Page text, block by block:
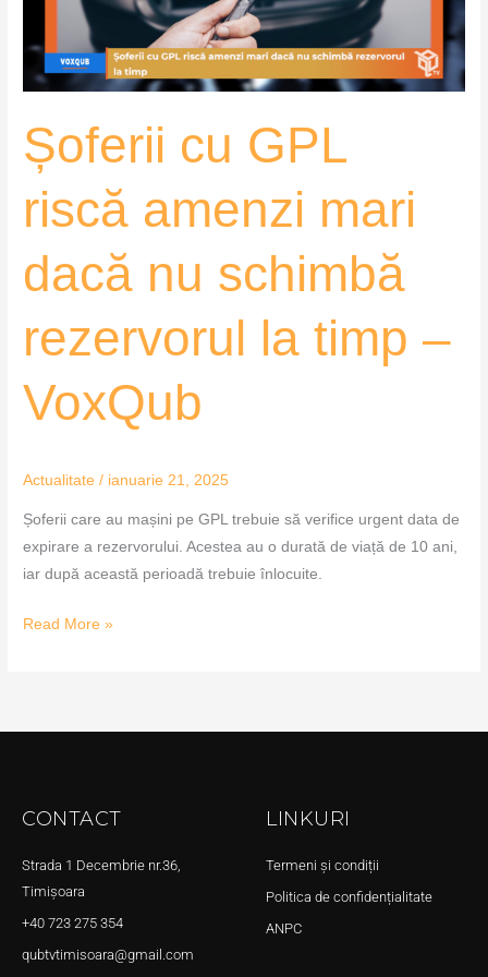
Șoferii cu GPL
riscă amenzi mari
dacă nu schimbă
rezervorul la timp –
VoxQub
Actualitate / ianuarie 21, 2025
Șoferii care au mașini pe GPL trebuie să verifice urgent data de
expirare a rezervorului. Acestea au o durată de viață de 10 ani,
iar după această perioadă trebuie înlocuite.
nu
schimbă
la
timp
VoxQub
Read More »
CONTACT
Strada 1 Decembrie nr.36,
Timișoara
+40 723 275 354
qubtvtimisoara@gmail.com
LINKURI
Termeni și condiții
Politica de confidențialitate
ANPC